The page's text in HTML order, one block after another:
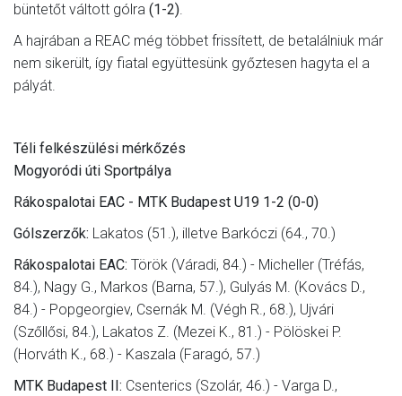
büntetőt váltott gólra (1-2).
A hajrában a REAC még többet frissített, de betalálniuk már
nem sikerült, így fiatal együttesünk győztesen hagyta el a
pályát.
Téli felkészülési mérkőzés
Mogyoródi úti Sportpálya
Rákospalotai EAC - MTK Budapest U19 1-2 (0-0)
Gólszerzők: Lakatos (51.), illetve Barkóczi (64., 70.)
Rákospalotai EAC: Török (Váradi, 84.) - Micheller (Tréfás,
84.), Nagy G., Markos (Barna, 57.), Gulyás M. (Kovács D.,
84.) - Popgeorgiev, Csernák M. (Végh R., 68.), Ujvári
(Szőllősi, 84.), Lakatos Z. (Mezei K., 81.) - Pölöskei P.
(Horváth K., 68.) - Kaszala (Faragó, 57.)
MTK Budapest II: Csenterics (Szolár, 46.) - Varga D.,